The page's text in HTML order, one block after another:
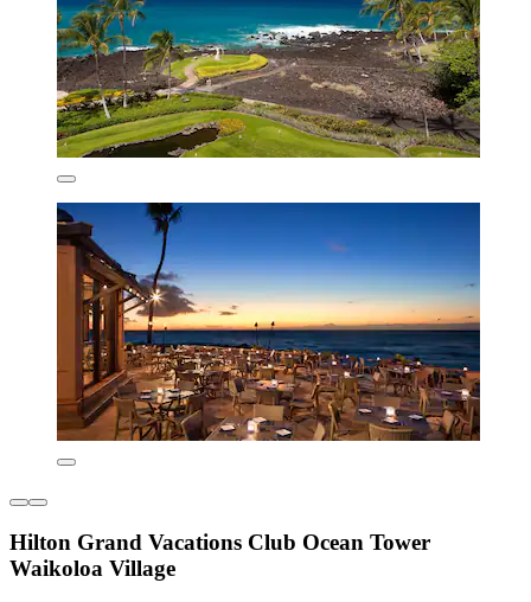
Hilton Grand Vacations Club Ocean Tower
Waikoloa Village